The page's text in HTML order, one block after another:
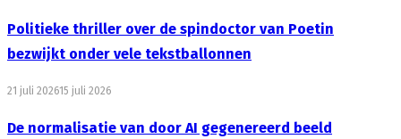
Politieke thriller over de spindoctor van Poetin
bezwijkt onder vele tekstballonnen
21 juli 202615 juli 2026
De normalisatie van door AI gegenereerd beeld